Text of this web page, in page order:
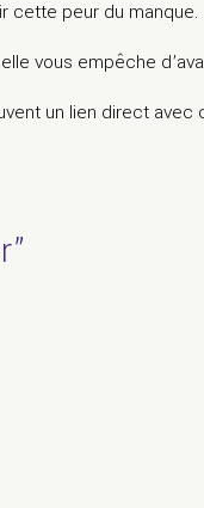
cette peur du manque.
vous empêche
un lien direct avec